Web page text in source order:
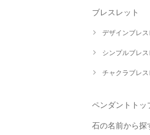
ブレスレット
デザインブレス
シンプルブレス
チャクラブレス
ペンダントトッ
石の名前から探